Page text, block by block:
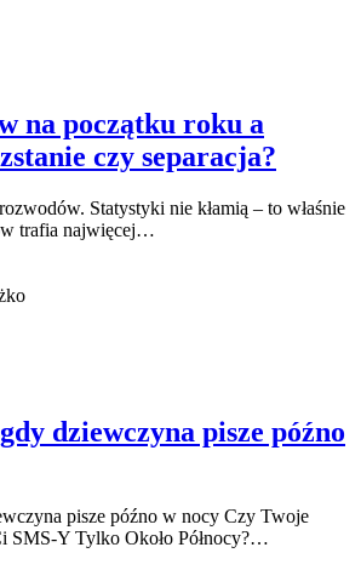
na początku roku a
czy separacja?
Statystyki nie kłamią – to właśnie
trafia najwięcej…
dziewczyna pisze późno
pisze późno w nocy Czy Twoje
SMS-Y Tylko Około Północy?…